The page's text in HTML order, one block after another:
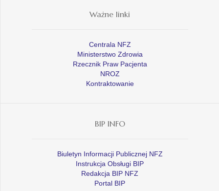
Ważne linki
Centrala NFZ
Ministerstwo Zdrowia
Rzecznik Praw Pacjenta
NROZ
Kontraktowanie
BIP INFO
Biuletyn Informacji Publicznej NFZ
Instrukcja Obsługi BIP
Redakcja BIP NFZ
Portal BIP